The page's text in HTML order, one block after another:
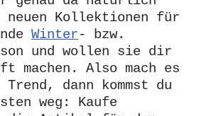
neuen Kollektionen für
Winter- bzw.
und wollen sie dir
machen. Also mach es
Trend, dann kommst du
weg: Kaufe